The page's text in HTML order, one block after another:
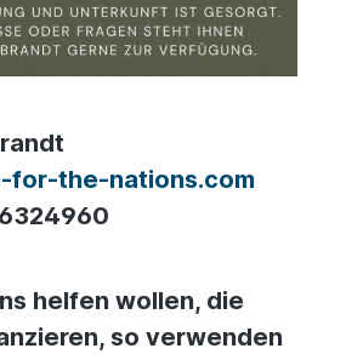
for-the-nations.com
helfen wollen, die
so verwenden